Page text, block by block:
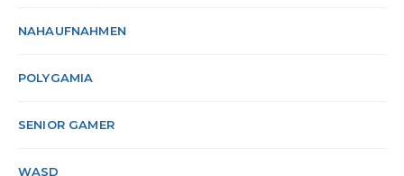
NAHAUFNAHMEN
POLYGAMIA
SENIOR GAMER
WASD